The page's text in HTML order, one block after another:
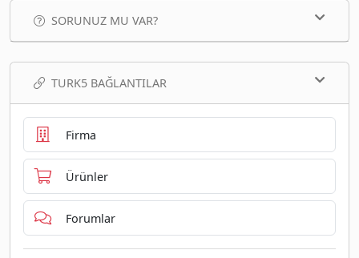
SORUNUZ MU VAR?
TURK5 BAĞLANTILAR
Firma
Ürünler
Forumlar